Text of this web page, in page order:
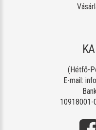
(Hétfő-
E-mail: